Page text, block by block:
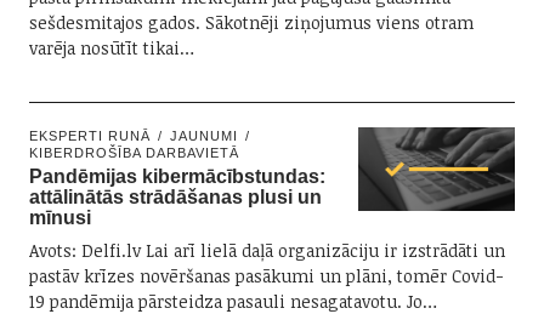
sešdesmitajos gados. Sākotnēji ziņojumus viens otram
varēja nosūtīt tikai…
EKSPERTI RUNĀ
JAUNUMI
KIBERDROŠĪBA DARBAVIETĀ
Pandēmijas kibermācībstundas:
attālinātās strādāšanas plusi un
mīnusi
Avots: Delfi.lv Lai arī lielā daļā organizāciju ir izstrādāti un
pastāv krīzes novēršanas pasākumi un plāni, tomēr Covid-
19 pandēmija pārsteidza pasauli nesagatavotu. Jo…